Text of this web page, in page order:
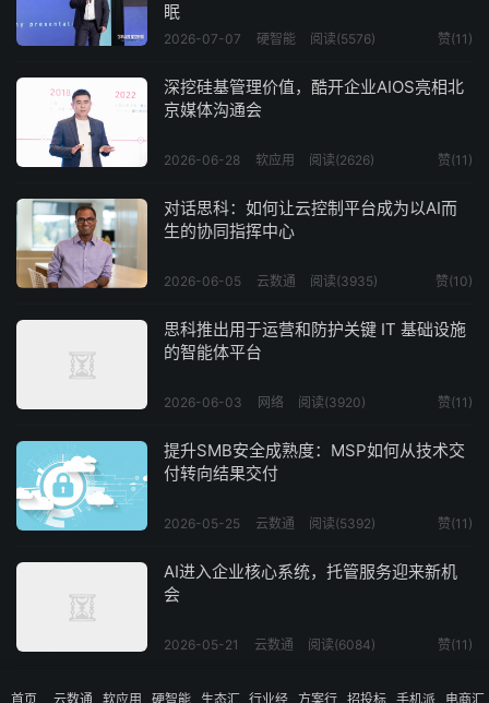
眠
赞(11 )
2026-07-07 硬智能 阅读(5576)
深挖硅基管理价值，酷开企业AIOS亮相北
京媒体沟通会
赞(11 )
2026-06-28 软应用 阅读(2626)
对话思科：如何让云控制平台成为以AI而
生的协同指挥中心
赞(10)
2026-06-05 云数通 阅读(3935)
思科推出用于运营和防护关键 IT 基础设施
的智能体平台
赞(11 )
2026-06-03 网络 阅读(3920)
提升SMB安全成熟度：MSP如何从技术交
付转向结果交付
赞(11 )
2026-05-25 云数通 阅读(5392)
AI进入企业核心系统，托管服务迎来新机
会
赞(11 )
2026-05-21 云数通 阅读(6084)
2025人形机器人行业报告：宇树出货量与
首页 云数通 软应用 硬智能 生态汇 行业经 方案行 招投标 手机派 电商汇